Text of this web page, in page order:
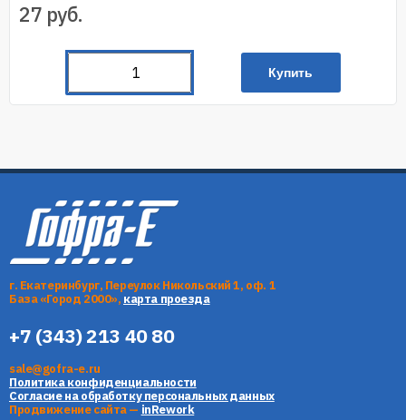
27 руб.
Купить
г. Екатеринбург, Переулок Никольский 1, оф. 1
База «Город 2000», карта проезда
+7 (343) 213 40 80
sale@gofra-e.ru
Политика конфиденциальности
Согласие на обработку персональных данных
Продвижение сайта — inRework